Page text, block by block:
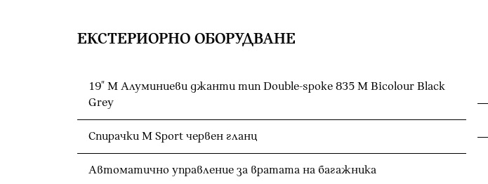
ЕКСТЕРИОРНО ОБОРУДВАНЕ
19" M Алуминиеви джанти тип Double-spoke 835 M Bicolour Black
Grey
Спирачки M Sport червен гланц
Автоматично управление за вратата на багажника